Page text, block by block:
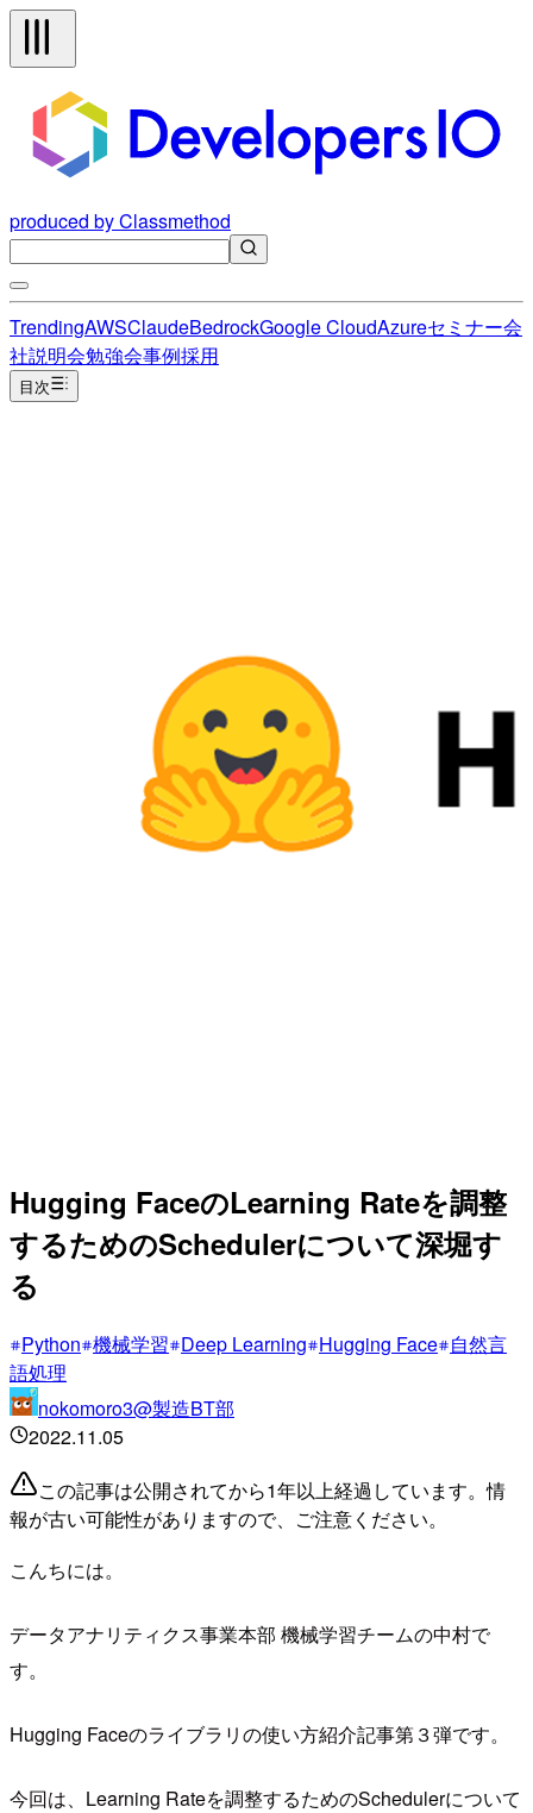
produced by Classmethod
TrendingAWSClaudeBedrockGoogle CloudAzureセミナー会
社説明会勉強会事例採用
目次
Hugging FaceのLearning Rateを調整
するためのSchedulerについて深堀す
る
Python 機械学習 Deep Learning Hugging Face 自然言
語処理
nokomoro3@製造BT部
2022.11.05
この記事は公開されてから1年以上経過しています。情
報が古い可能性がありますので、ご注意ください。
こんちには。
データアナリティクス事業本部 機械学習チームの中村で
す。
Hugging Faceのライブラリの使い方紹介記事第３弾です。
今回は、Learning Rateを調整するためのSchedulerについて